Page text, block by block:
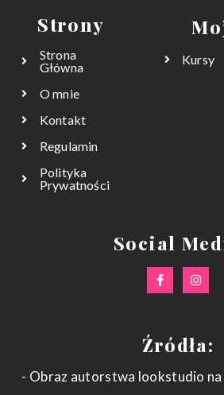
Strony
Strona
Główna
O mnie
Kontakt
Regulamin
Polityka
Prywatności
Kursy
Social
F
a
c
o
k
-
f
I
n
s
r
a
m
Źródła:
- Obraz autorstwa lookstudio